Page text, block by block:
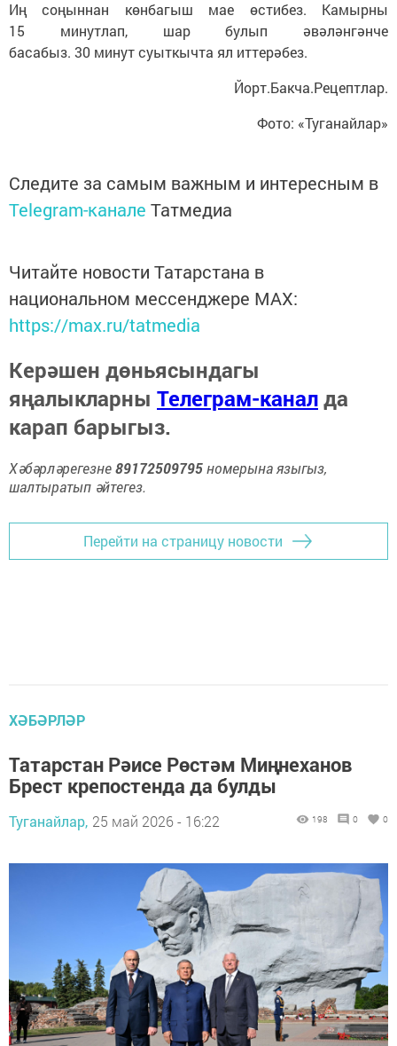
Иң соңыннан көнбагыш мае өстибез. Камырны
15 минутлап, шар булып әвәләнгәнче
басабыз. 30 минут суыткычта ял иттерәбез.
Йорт.Бакча.Рецептлар.
Фото: «Туганайлар»
Следите за самым важным и интересным в
Telegram-канале Татмедиа
Читайте новости Татарстана в
национальном мессенджере MАХ:
https://max.ru/tatmedia
Керәшен дөньясындагы
яңалыкларны Телеграм-каналда
карап барыгыз.
Хәбәрләрегезне89172509795номерына языгыз,
шалтыратып әйтегез.
Перейти на страницу новости
ХӘБӘРЛӘР
Татарстан Рәисе Рөстәм Миңнеханов
Брест крепостенда да булды
Туганайлар, 25 май 2026 - 16:22 198 0 0